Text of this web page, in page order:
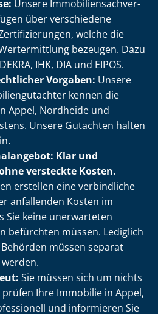
Unsere Im­mo­bi­li­en­sach­ver­
über verschiedene
welche die
bezeugen. Dazu
IHK, DIA und EIPOS.
Vorgaben: Unsere
kennen die
Appel, Nordheide und
Unsere Gutachten halten
Klar und
versteckte Kosten.
erstellen eine verbindliche
anfallenden Kosten im
Sie keine unerwarteten
befürchten müssen. Lediglich
müssen separat
Sie müssen sich um nichts
Ihre Immobilie in Appel,
und informieren Sie